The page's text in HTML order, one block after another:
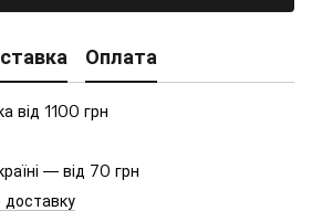
Оплата
від 1100 грн
— від 70 грн
доставку